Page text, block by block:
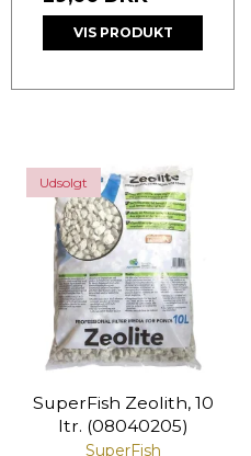
VIS PRODUKT
Udsolgt
SuperFish Zeolith, 10
ltr. (08040205)
SuperFish